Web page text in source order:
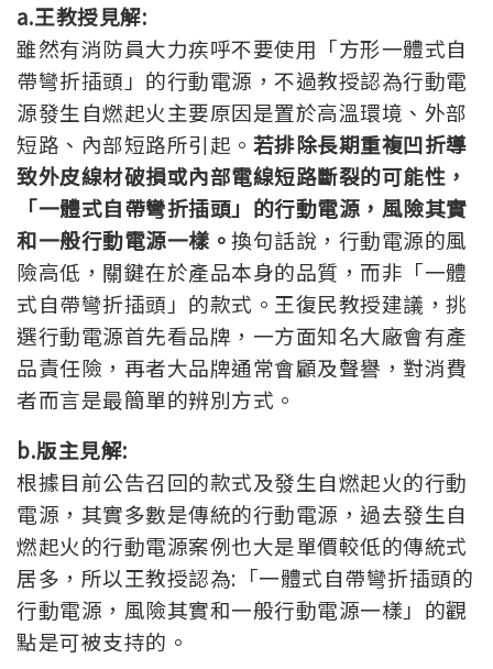
a.王教授見解:
雖然有消防員大力疾呼不要使用「方形一體式自
帶彎折插頭」的行動電源，不過教授認為行動電
源發生自燃起火主要原因是置於高溫環境、外部
短路、內部短路所引起。 若排除長期重複凹折導
致外皮線材破損或內部電線短路斷裂的可能性，
「一體式自帶彎折插頭」的行動電源，風險其實
和一般行動電源一樣。換句話說，行動電源的風
險高低，關鍵在於產品本身的品質，而非「一體
式自帶彎折插頭」的款式。王復民教授建議，挑
選行動電源首先看品牌，一方面知名大廠會有產
品責任險，再者大品牌通常會顧及聲譽，對消費
者而言是最簡單的辨別方式。
b.版主見解:
根據目前公告召回的款式及發生自燃起火的行動
電源，其實多數是傳統的行動電源，過去發生自
燃起火的行動電源案例也大是單價較低的傳統式
居多，所以王教授認為:「一體式自帶彎折插頭的
行動電源，風險其實和一般行動電源一樣」的觀
點是可被支持的。